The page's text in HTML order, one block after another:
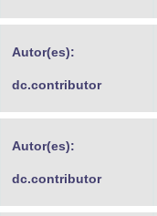
Autor(es):
dc.contributor
Autor(es):
dc.contributor